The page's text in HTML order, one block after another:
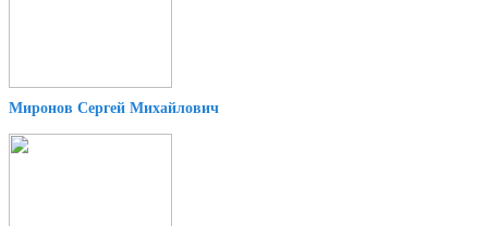
Миронов Сергей Михайлович